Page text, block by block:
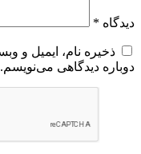
دیدگاه *
ذخیره نام، ایمیل و
دوباره دیدگاهی می‌نویسم.